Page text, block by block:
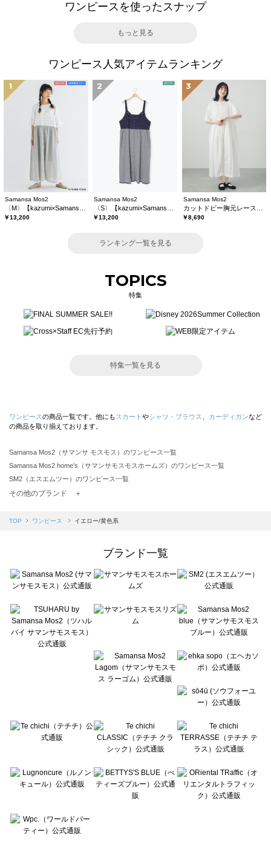
ワンピースを使ったスナップ
もっと見る
ワンピース人気アイテムランキング
1
Samansa Mos2
￥13,200
2
Samansa Mos2
￥13,200
3
Samansa Mos2
￥8,690
ランキング一覧を見る
TOPICS
特集
特集一覧を見る
ワンピースの商品一覧です。他にも スカート やシャツ・ブラウス カーディガンなど
の商品を取り揃えております。
Samansa Mos2（サマンサ モスモス）のワンピース一覧
Samansa Mos2 home's（サマンサモスモスホームズ）のワンピース一覧
SM2（エスエムツー）のワンピース一覧
TSUHARU by Samansa Mos2（ツハルバイサマンサモスモス）のワンピース一覧
Samansa Mos2 blue（サマンサモスモス ブルー）のワンピース一覧
sō4ū（ソウフォーユー）のワンピース一覧
Te chichi（テチチ）のワンピース一覧
Te chichi CLASSIC（テチチ クラシック）のワンピース一覧
Lugnoncure（ルノンキュール）のワンピース一覧
BETTY'S BLUE（べティーズブルー）のワンピース一覧
Wpc.（ワールドパーティー）のワンピース一覧
その他のブランド ＋
TOP ワンピース イエロー/黄色系
ブランド一覧